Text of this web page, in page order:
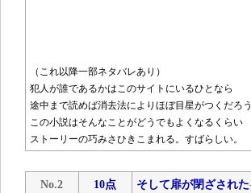
（これ以降一部ネタバレあり）
犯人が誰であるかはこのサイトにいるひとなら
途中まで読めば消去法によりほぼ目星がつくだろ
この小説はそんなことがどうでもよくなるくらい
ストーリーの巧みさひきこまれる。すばらしい。
No.2 10点 そして扉が閉ざされた